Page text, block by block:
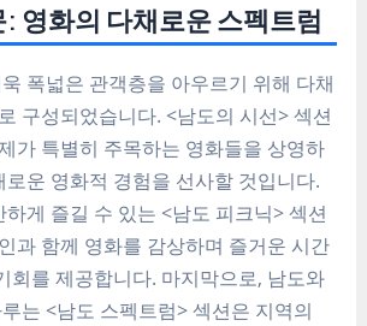
영화의 다채로운 스펙트럼
폭넓은 관객층을 아우르기 위해 다채
구성되었습니다. <남도의 시선> 섹션
가 특별히 주목하는 영화들을 상영하
운 영화적 경험을 선사할 것입니다.
게 즐길 수 있는 <남도 피크닉> 섹션
과 함께 영화를 감상하며 즐거운 시간
회를 제공합니다. 마지막으로, 남도와
는 <남도 스펙트럼> 섹션은 지역의